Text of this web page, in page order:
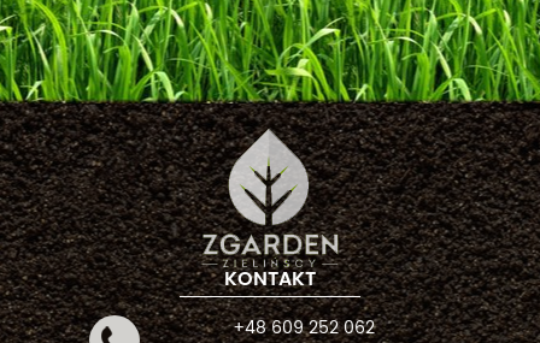
KONTAKT
+48 609 252 062